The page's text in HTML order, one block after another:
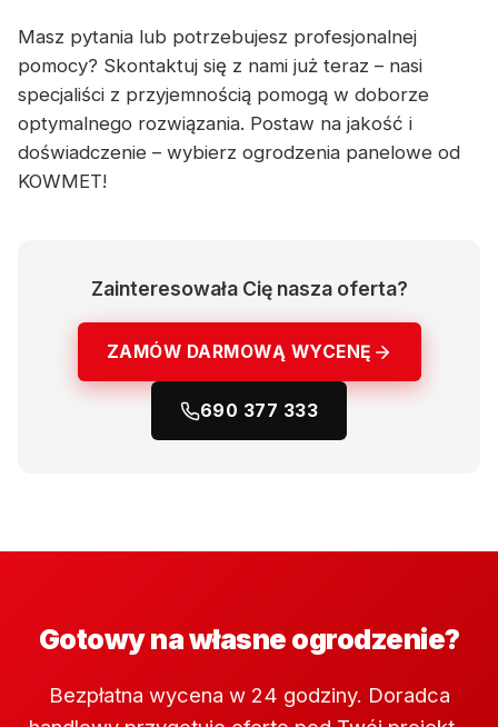
Masz pytania lub potrzebujesz profesjonalnej
pomocy? Skontaktuj się z nami już teraz – nasi
specjaliści z przyjemnością pomogą w doborze
optymalnego rozwiązania. Postaw na jakość i
doświadczenie – wybierz ogrodzenia panelowe od
KOWMET!
Zainteresowała Cię nasza oferta?
ZAMÓW DARMOWĄ WYCENĘ
690 377 333
Gotowy na własne ogrodzenie?
Bezpłatna wycena w 24 godziny. Doradca